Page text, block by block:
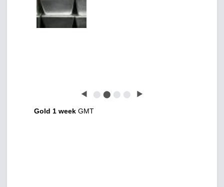
◀ ⬤ ⬤ ⬤ ⬤ ▶
Gold 1 week GMT